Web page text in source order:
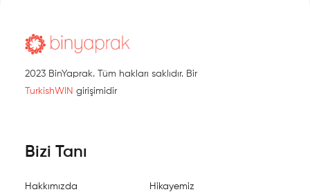
2023 BinYaprak. Tüm hakları saklıdır. Bir
TurkishWIN girişimidir
Bizi Tanı
Hakkımızda Hikayemiz